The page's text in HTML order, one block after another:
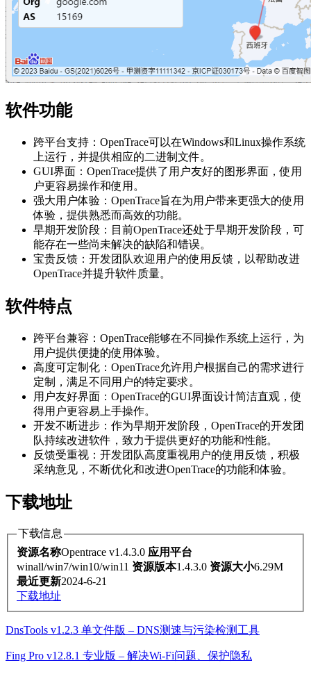
软件功能
跨平台支持：OpenTrace可以在Windows和Linux操作系统
上运行，并提供相应的二进制文件。
GUI界面：OpenTrace提供了用户友好的图形界面，使用
户更容易操作和使用。
强大用户体验：OpenTrace旨在为用户带来更强大的使用
体验，提供熟悉而高效的功能。
早期开发阶段：目前OpenTrace还处于早期开发阶段，可
能存在一些尚未解决的缺陷和错误。
宝贵反馈：开发团队欢迎用户的使用反馈，以帮助改进
OpenTrace并提升软件质量。
软件特点
跨平台兼容：OpenTrace能够在不同操作系统上运行，为
用户提供便捷的使用体验。
高度可定制化：OpenTrace允许用户根据自己的需求进行
定制，满足不同用户的特定要求。
用户友好界面：OpenTrace的GUI界面设计简洁直观，使
得用户更容易上手操作。
开发不断进步：作为早期开发阶段，OpenTrace的开发团
队持续改进软件，致力于提供更好的功能和性能。
反馈受重视：开发团队高度重视用户的使用反馈，积极
采纳意见，不断优化和改进OpenTrace的功能和体验。
下载地址
下载信息
资源名称Opentrace v1.4.3.0 应用平台
winall/win7/win10/win11 资源版本1.4.3.0 资源大小6.29M
最近更新2024-6-21
下载地址
DnsTools v1.2.3 单文件版 – DNS测速与污染检测工具
Fing Pro v12.8.1 专业版 – 解决Wi-Fi问题、保护隐私